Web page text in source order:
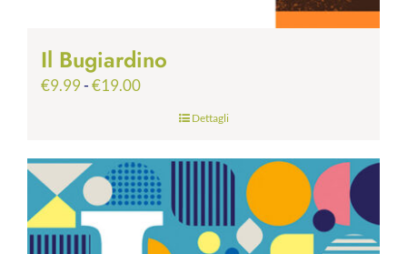
Il Bugiardino
€9.99-€19.00Fascia
prezzo:
€9.99
a
€19.00
Dettagli